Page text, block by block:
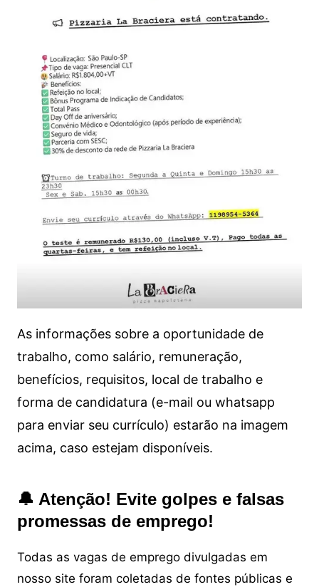
As informações sobre a oportunidade de
trabalho, como salário, remuneração,
benefícios, requisitos, local de trabalho e
forma de candidatura (e-mail ou whatsapp
para enviar seu currículo) estarão na imagem
acima, caso estejam disponíveis.
🔔 Atenção! Evite golpes e falsas
promessas de emprego!
Todas as vagas de emprego divulgadas em
nosso site foram coletadas de fontes públicas e